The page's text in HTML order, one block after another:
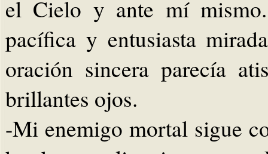
el Cielo y ante mí
pacífica y entusiasta
oración sincera parecía
brillantes ojos.
-Mi enemigo mortal sigue